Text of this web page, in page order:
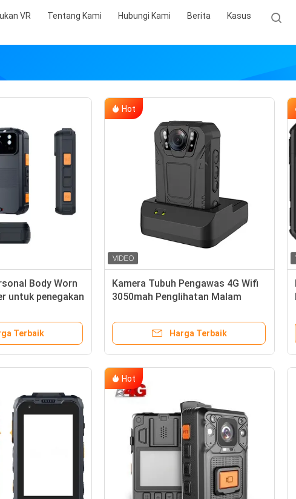
VR Tentang Kami Hubungi Kami Berita Kasus
Body Worn
untuk penegakan
Terbaik
Hot
Kamera Tubuh Pengawas 4G Wifi
3050mah Penglihatan Malam
Harga Terbaik
Hot